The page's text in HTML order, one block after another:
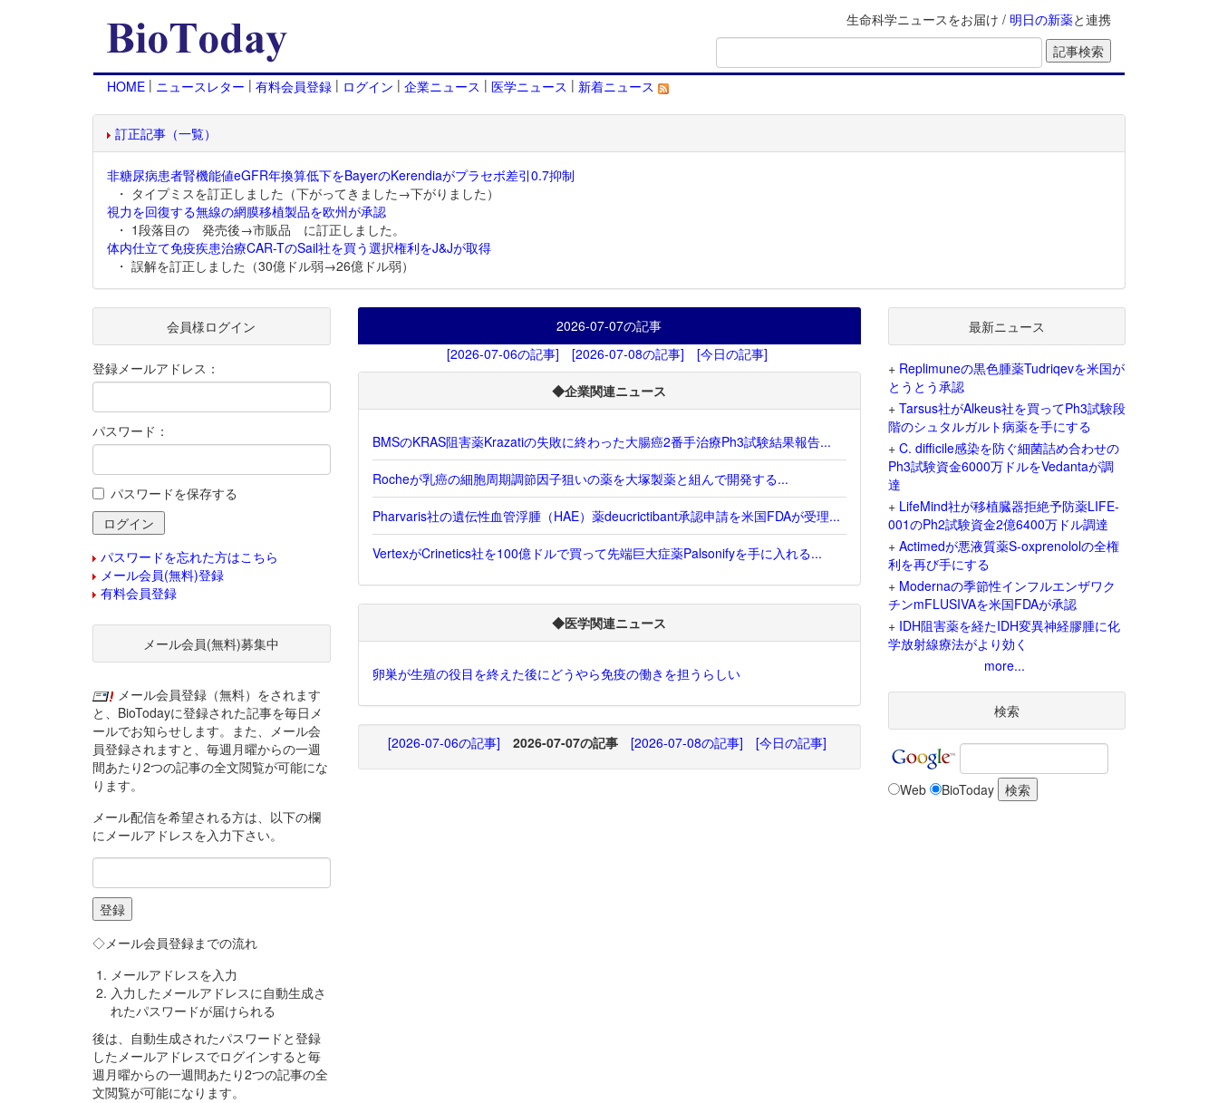
生命科学ニュースをお届け / 明日の新薬と連携
HOME | ニュースレター | 有料会員登録 | ログイン | 企業ニュース | 医学ニュース | 新着ニュース
訂正記事（一覧）
非糖尿病患者腎機能値eGFR年換算低下をBayerのKerendiaがプラセボ差引0.7抑制
・ タイプミスを訂正しました（下がってきました→下がりました）
視力を回復する無線の網膜移植製品を欧州が承認
・ 1段落目の 発売後→市販品 に訂正しました。
体内仕立て免疫疾患治療CAR-TのSail社を買う選択権利をJ&Jが取得
・ 誤解を訂正しました（30億ドル弱→26億ドル弱）
2026-07-07の記事
[2026-07-06の記事]
[2026-07-08の記事] [今日の記事]
◆企業関連ニュース
BMSのKRAS阻害薬Krazatiの失敗に終わった大腸癌2番手治療Ph3試験結果報告...
Rocheが乳癌の細胞周期調節因子狙いの薬を大塚製薬と組んで開発する...
Pharvaris社の遺伝性血管浮腫（HAE）薬deucrictibant承認申請を米国FDAが受理...
VertexがCrinetics社を100億ドルで買って先端巨大症薬Palsonifyを手に入れる...
◆医学関連ニュース
卵巣が生殖の役目を終えた後にどうやら免疫の働きを担うらしい
[2026-07-06の記事] 2026-07-07の記事 [2026-07-08の記事] [今日の記事]
会員様ログイン
登録メールアドレス：
パスワード：
パスワードを保存する
パスワードを忘れた方はこちら
メール会員(無料)登録
有料会員登録
メール会員(無料)募集中
メール会員登録（無料）をされます
と、BioTodayに登録された記事を毎日メ
ールでお知らせします。また、メール会
員登録されますと、毎週月曜からの一週
間あたり2つの記事の全文閲覧が可能にな
ります。
メール配信を希望される方は、以下の欄
にメールアドレスを入力下さい。
◇メール会員登録までの流れ
メールアドレスを入力
入力したメールアドレスに自動生成さ
れたパスワードが届けられる
後は、自動生成されたパスワードと登録
したメールアドレスでログインすると毎
週月曜からの一週間あたり2つの記事の全
文閲覧が可能になります。
最新ニュース
+ Replimuneの黒色腫薬Tudriqevを米国が
とうとう承認
+ Tarsus社がAlkeus社を買ってPh3試験段
階のシュタルガルト病薬を手にする
+ C. difficile感染を防ぐ細菌詰め合わせの
Ph3試験資金6000万ドルをVedantaが調
達
+ LifeMind社が移植臓器拒絶予防薬LIFE-
001のPh2試験資金2億6400万ドル調達
+ Actimedが悪液質薬S-oxprenololの全権
利を再び手にする
+ Modernaの季節性インフルエンザワク
チンmFLUSIVAを米国FDAが承認
+ IDH阻害薬を経たIDH変異神経膠腫に化
学放射線療法がより効く
more...
検索
Web BioToday